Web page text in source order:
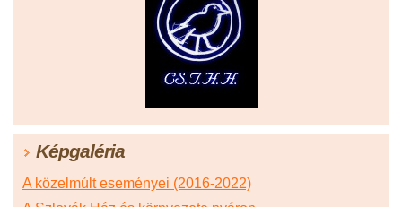
Képgaléria
A közelmúlt eseményei (2016-2022)